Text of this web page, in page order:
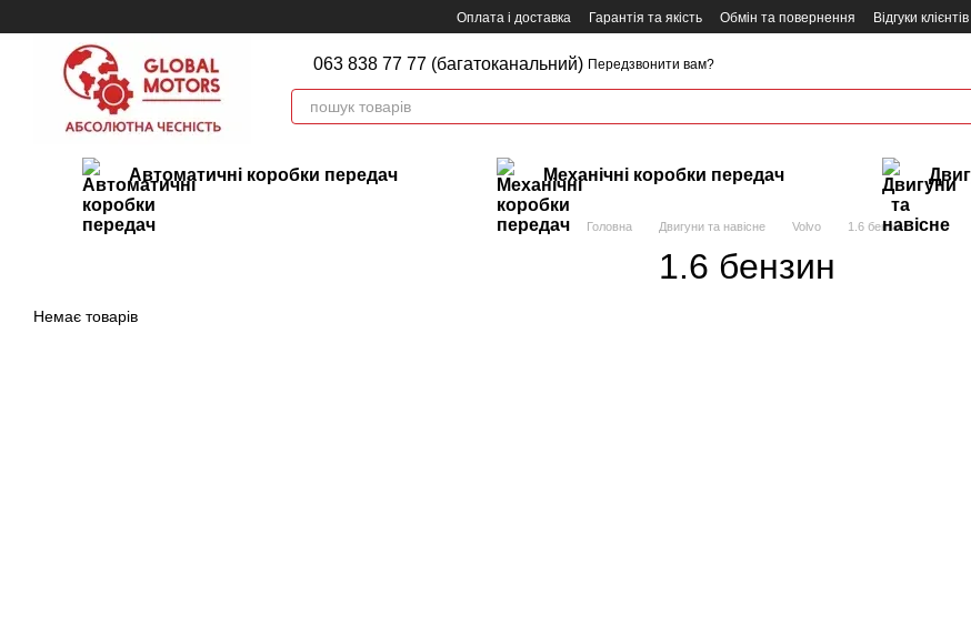
Оплата і доставка Гарантія та якість Обмін та повернення Відгуки клієнтів
063 838 77 77 (багатоканальний) Передзвонити вам?
Автоматичні коробки передач Механічні коробки передач
Головна Двигуни та навісне Volvo 1.6 бензин
1.6 бензин
Немає товарів